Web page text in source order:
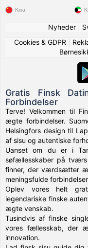
Kina
Nyheder|
Cookies & GDPR
Gratis Finsk
Forbindelser
Terve! Velkommen til
ægte forbindelser.
Helsingfors design til
af sisu og autentiske
Uanset om du er i
søfællesskaber på
finner, der værdsætter
meningsfulde
Oplev vores helt
legendariske finske
ægte venskab.
Tusindvis af finske
vores fællesskab, der
innovation.